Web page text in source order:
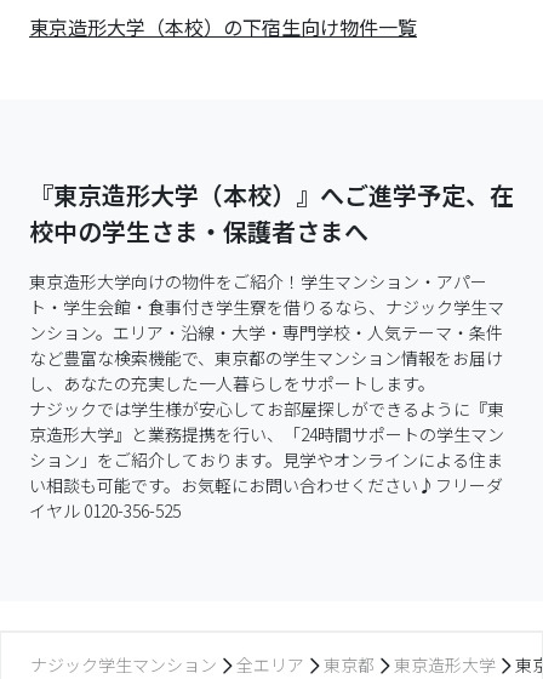
東京造形大学（本校）の下宿生向け物件一覧
『東京造形大学（本校）』へご進学予定、在
校中の学生さま・保護者さまへ
東京造形大学向けの物件をご紹介！学生マンション・アパー
ト・学生会館・食事付き学生寮を借りるなら、ナジック学生マ
ンション。エリア・沿線・大学・専門学校・人気テーマ・条件
など豊富な検索機能で、東京都の学生マンション情報をお届け
し、あなたの充実した一人暮らしをサポートします。
ナジックでは学生様が安心してお部屋探しができるように『東
京造形大学』と業務提携を行い、「24時間サポートの学生マン
ション」をご紹介しております。見学やオンラインによる住ま
い相談も可能です。お気軽にお問い合わせください♪フリーダ
イヤル 0120-356-525
ナジック学生マンション 全エリア 東京都 東京造形大学 東